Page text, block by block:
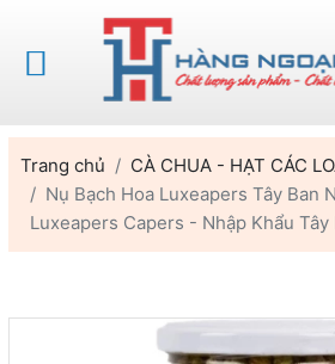
Trang chủ
CÀ CHUA - HẠT CÁC
Nụ Bạch Hoa Luxeapers Tây Ban
Luxeapers Capers - Nhập Khẩu Tây